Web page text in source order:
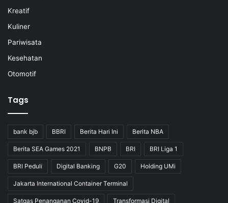
Kreatif
Kuliner
Pariwisata
Kesehatan
Otomotif
Tags
bank bjb BBRI Berita Hari Ini Berita NBA
Berita SEA Games 2021 BNPB BRI BRI Liga 1
BRI Peduli Digital Banking G20 Holding UMi
Jakarta International Container Terminal
Satgas Penanganan Covid-19 Transformasi Digital